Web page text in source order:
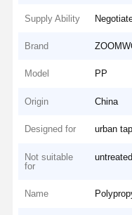
Supply Ability
Brand
Model PP
Origin China
Designed for urban
Not suitable
for
Name